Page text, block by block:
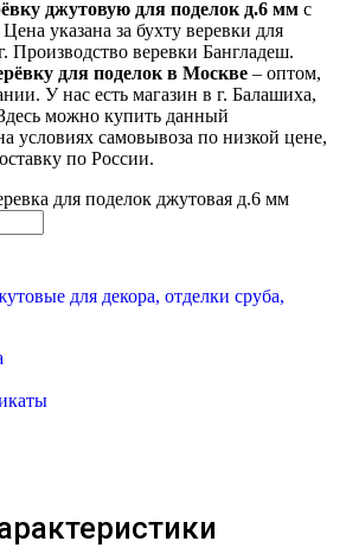
джутовую для поделок д.6 мм с
указана за бухту веревки для
Производство веревки Бангладеш.
для поделок в Москве – оптом,
У нас есть магазин в г. Балашиха,
можно купить данный
условиях самовывоза по низкой цене,
по России.
для поделок джутовая д.6 мм
для декора, отделки сруба,